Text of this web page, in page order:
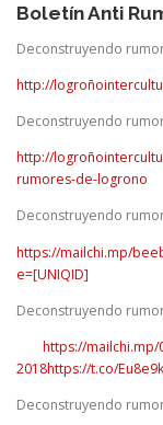
Boletín Anti
Deconstruyendo
http://
Deconstruyendo
http://
rumores-de-logrono
Deconstruyendo
https://mailchi.mp/
e=[UNIQID]
Deconstruyendo
https://
2018https://t.co/
Deconstruyendo